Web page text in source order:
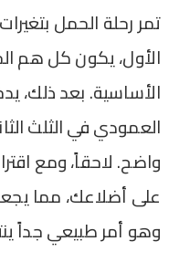
تمر رحلة الحمل
الأول، يكون كل هم
الأساسية. بعد ذلك،
العمودي في الثلث
واضح. لاحقاً، ومع
على أضلاعك، مما
وهو أمر طبيعي جداً